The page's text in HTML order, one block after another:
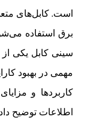
است. کابل‌های
برق استفاده
سینی کابل یکی
مهمی در بهبود
کاربردها و
اطلاعات توضیح